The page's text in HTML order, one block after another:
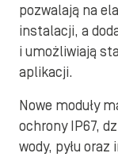
pozwalają na
instalacji, a
i umożliwiają
aplikacji.
Nowe moduły
ochrony IP67,
wody, pyłu